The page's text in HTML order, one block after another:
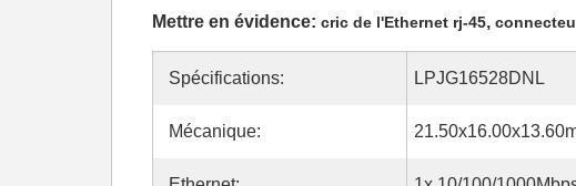
Mettre en évidence: cric de l'Ethernet rj-45,
Spécifications: LPJG16528DNL
Mécanique: